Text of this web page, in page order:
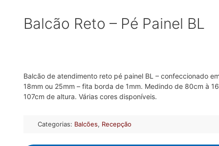
Balcão Reto – Pé Painel BL
Balcão de atendimento reto pé painel BL – confeccionado
18mm ou 25mm – fita borda de 1mm. Medindo de 80cm à
107cm de altura. Várias cores disponíveis.
Categorias: Balcões, Recepção